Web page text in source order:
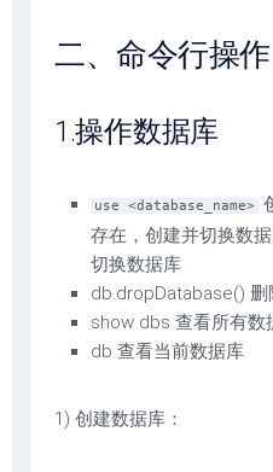
二、命令行操作
1.操作数据库
use <database_name>
存在，创建并切换数
切换数据库
db.dropDatabase()
show dbs 查看所有数
db 查看当前数据库
1) 创建数据库：